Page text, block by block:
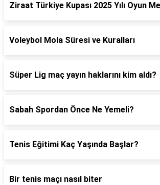
Ziraat Türkiye Kupası 2025 Yılı Oyun
Voleybol Mola Süresi ve Kuralları
Süper Lig maç yayın haklarını kim aldı?
Sabah Spordan Önce Ne Yemeli?
Tenis Eğitimi Kaç Yaşında Başlar?
Bir tenis maçı nasıl biter